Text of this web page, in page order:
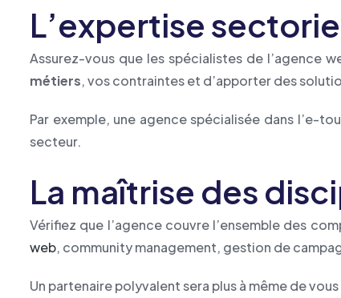
L’expertise
Assurez-vous que les spécialistes de l’agence
métiers, vos contraintes et d’apporter des
Par exemple, une agence spécialisée dans l’e-
secteur.
La maîtrise des
Vérifiez que l’agence couvre l’ensemble des
web, community management, gestion de
Un partenaire polyvalent sera plus à même de